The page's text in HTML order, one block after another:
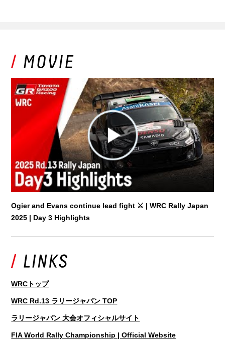
Ogier and Evans continue lead fight ⚔️ | WRC Rally Japan
2025 | Day 3 Highlights
WRCトップ
WRC Rd.13 ラリージャパン TOP
ラリージャパン 大会オフィシャルサイト
FIA World Rally Championship | Official Website